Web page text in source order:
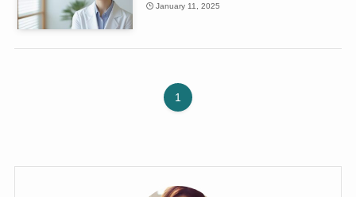
January 11, 2025
1